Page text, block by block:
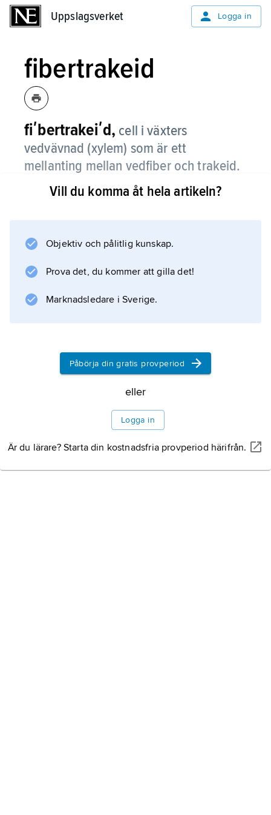
Uppslagsverket Logga in
fibertrakeid
fiʹbertrakeiʹd, cell i växters
vedvävnad (xylem) som är ett
mellanting mellan vedfiber och trakeid.
Se vidareVill du komma åt hela artikeln?
Objektiv och pålitlig kunskap.
Prova det, du kommer att gilla det!
Marknadsledare i Sverige.
Påbörja din gratis provperiod
eller
Logga in
Är du lärare? Starta din kostnadsfria provperiod härifrån.